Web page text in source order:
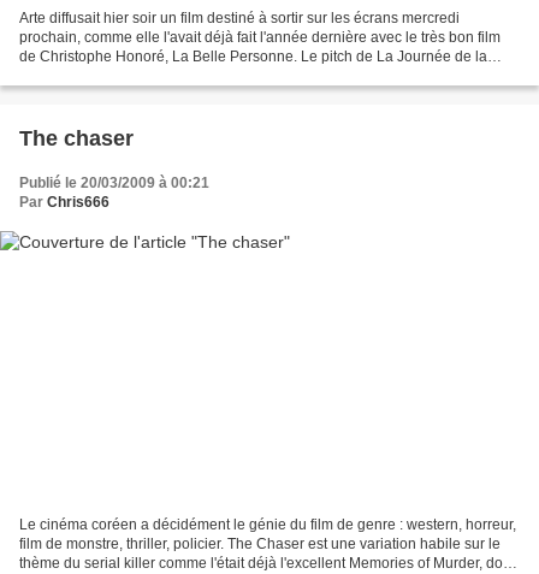
Arte diffusait hier soir un film destiné à sortir sur les écrans mercredi
prochain, comme elle l'avait déjà fait l'année dernière avec le très bon film
de Christophe Honoré, La Belle Personne. Le pitch de La Journée de la
The chaser
Publié le 20/03/2009 à 00:21
Par Chris666
Le cinéma coréen a décidément le génie du film de genre : western, horreur,
film de monstre, thriller, policier. The Chaser est une variation habile sur le
thème du serial killer comme l'était déjà l'excellent Memories of Murder, dont